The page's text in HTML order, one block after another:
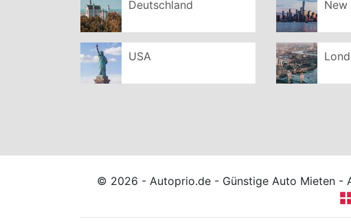
Deutschland
USA
© 2026 - Autoprio.de - Günstige Auto Mieten -